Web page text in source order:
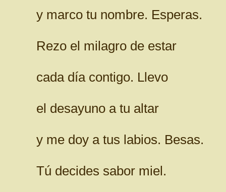
y marco tu nombre. Esperas.
Rezo el milagro de estar
cada día contigo. Llevo
el desayuno a tu altar
y me doy a tus labios. Besas.
Tú decides sabor miel.